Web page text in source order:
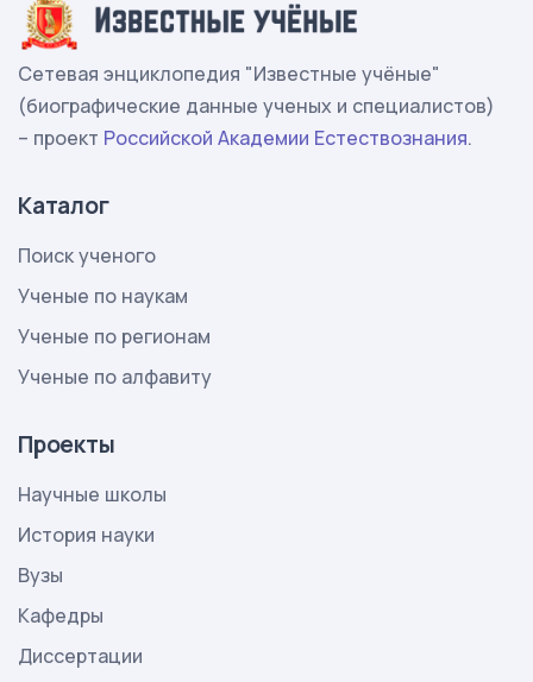
Сетевая энциклопедия "Известные учёные"
(биографические данные ученых и специалистов)
– проект Российской Академии Естествознания.
Каталог
Поиск ученого
Ученые по наукам
Ученые по регионам
Ученые по алфавиту
Проекты
Научные школы
История науки
Вузы
Кафедры
Диссертации